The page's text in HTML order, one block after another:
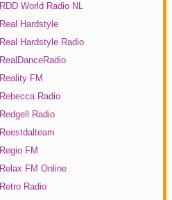
RDD World Radio NL
Real Hardstyle
Real Hardstyle Radio
RealDanceRadio
Reality FM
Rebecca Radio
Redgell Radio
Reestdalteam
Regio FM
Relax FM Online
Retro Radio